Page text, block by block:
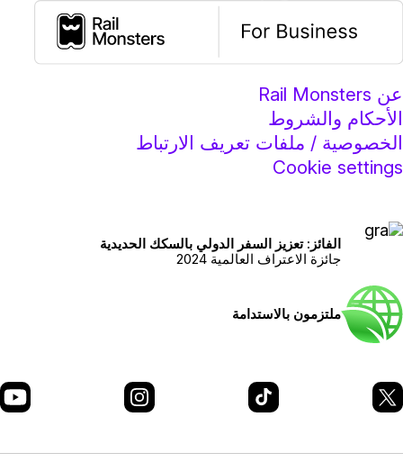
عن Rail Monsters
الأحكام والشروط
الخصوصية / ملفات تعريف الارتباط
Cookie settings
الفائز: تعزيز السفر الدولي بالسكك الحديدية
جائزة الاعتراف العالمية 2024
ملتزمون بالاستدامة